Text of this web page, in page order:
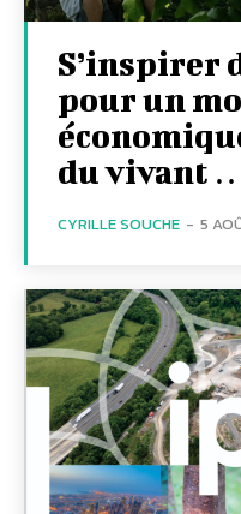
S’inspirer
pour un
du vivant
CYRILLE SOUCHE - 5